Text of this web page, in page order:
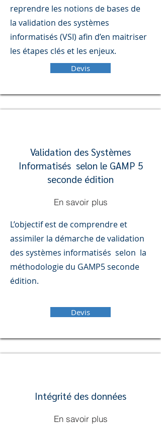
reprendre les notions de bases de
la validation des systèmes
informatisés (VSI) afin d’en maitriser
les étapes clés et les enjeux.
Devis
Validation des Systèmes
Informatisés selon le GAMP 5
seconde édition
En savoir plus
L’objectif est de comprendre et
assimiler la démarche de validation
des systèmes informatisés selon la
méthodologie du GAMP5 seconde
édition.
Devis
Intégrité des données
En savoir plus